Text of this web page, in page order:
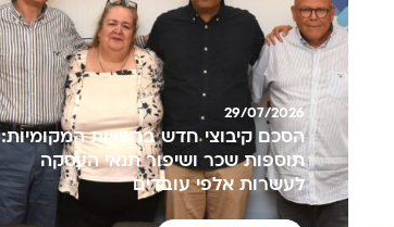
29/07/2026
הסכם קיבוצי חדש ברשויות המקומיות:
תוספות שכר ושיפור תנאי העסקה
לעשרות אלפי עובדים